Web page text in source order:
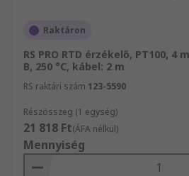
Raktáron
RS PRO RTD érzékelő, PT100, 4
B, 250 °C, kábel: 2 m
RS raktári szám 123-5590
Részösszeg (1 egység)
21 818 Ft(ÁFA nélkül)
Mennyiség